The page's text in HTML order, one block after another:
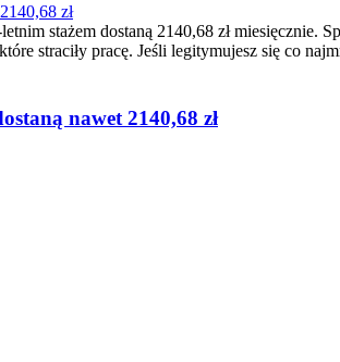
zł
stażem dostaną 2140,68 zł
straciły pracę. Jeśli legitymujesz się co
nawet 2140,68 zł